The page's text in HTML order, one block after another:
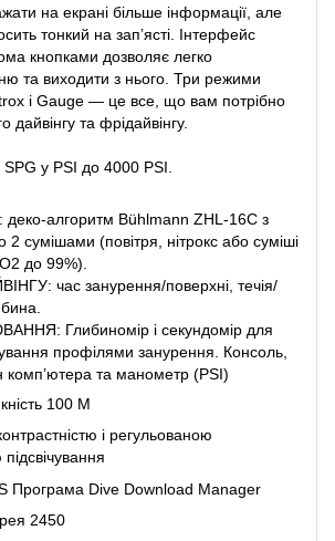
на екрані більше інформації, але
тонкий на зап’ясті. Інтерфейс
кнопками дозволяє легко
та виходити з нього. Три режими
і Gauge — це все, що вам потрібно
дайвінгу та фрідайвінгу.
у PSI до 4000 PSI.
алгоритм Bühlmann ZHL-16C з
сумішами (повітря, нітрокс або суміші
до 99%).
час занурення/поверхні, течія/
Глибиномір і секундомір для
профілями занурення. Консоль,
комп’ютера та манометр (PSI)
100 М
і регульованою
підсвічування
Програма Dive Download Manager
2450